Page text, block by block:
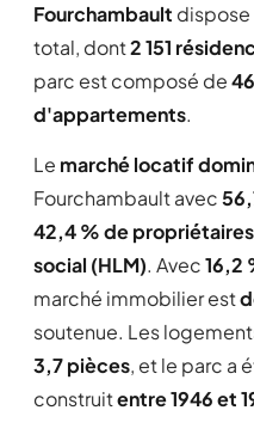
Fourchambault dispose
total, dont2 151
parc est composé de
d'appartements.
Le marché locatif
Fourchambault avec
42,4 % de propriétaires
social (HLM). Avec16,2
marché immobilier est
soutenue. Les
3,7 pièces, et le parc a
construitentre 1946 et